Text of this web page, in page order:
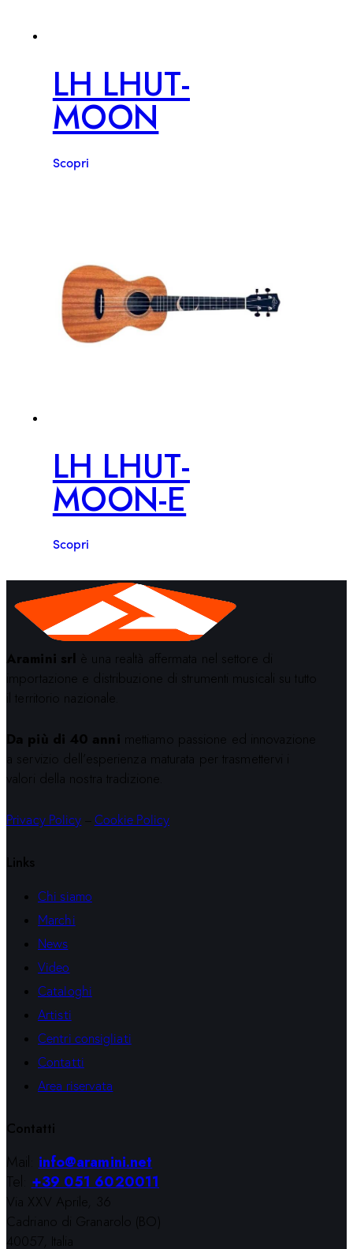
LH LHUT-
MOON
Scopri
LH LHUT-
MOON-E
Scopri
Aramini srl è una realtà affermata nel settore di
importazione e distribuzione di strumenti musicali su tutto
il territorio nazionale.
Da più di 40 anni mettiamo passione ed innovazione
a servizio dell’esperienza maturata per trasmettervi i
valori della nostra tradizione.
Privacy Policy Cookie Policy
Links
Chi siamo
Marchi
News
Video
Cataloghi
Artisti
Centri consigliati
Contatti
Area riservata
Contatti
Mail: info@aramini.net
Tel: +39 051 6020011
Via XXV Aprile, 36
Cadriano di Granarolo (BO)
40057, Italia